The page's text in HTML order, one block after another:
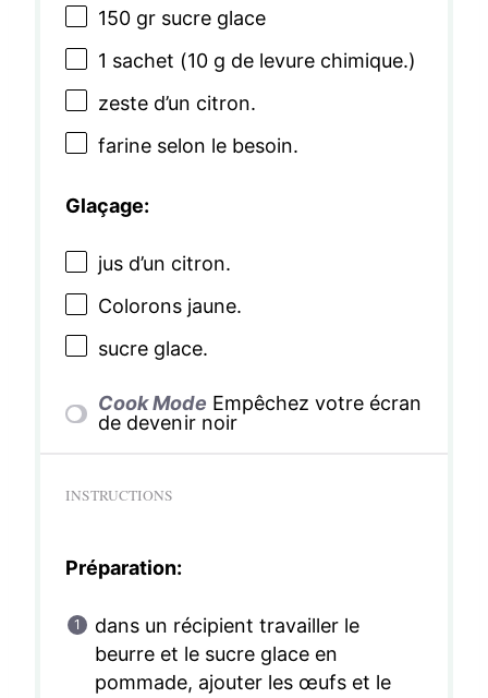
150gr sucre glace
1 sachet (10 g de levure chimique.)
zeste d’un citron.
farine selon le besoin.
Glaçage:
jus d’un citron.
Colorons jaune.
sucre glace.
Cook Mode Empêchez votre écran
de devenir noir
INSTRUCTIONS
Préparation:
dans un récipient travailler le
beurre et le sucre glace en
pommade, ajouter les œufs et le